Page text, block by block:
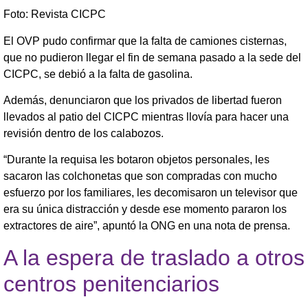
Foto: Revista CICPC
El OVP pudo confirmar que la falta de camiones cisternas,
que no pudieron llegar el fin de semana pasado a la sede del
CICPC, se debió a la falta de gasolina.
Además, denunciaron que los privados de libertad fueron
llevados al patio del CICPC mientras llovía para hacer una
revisión dentro de los calabozos.
“Durante la requisa les botaron objetos personales, les
sacaron las colchonetas que son compradas con mucho
esfuerzo por los familiares, les decomisaron un televisor que
era su única distracción y desde ese momento pararon los
extractores de aire”, apuntó la ONG en una nota de prensa.
A la espera de traslado a otros
centros penitenciarios